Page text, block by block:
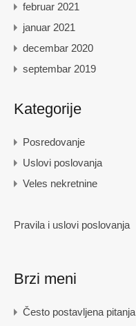
februar 2021
januar 2021
decembar 2020
septembar 2019
Kategorije
Posredovanje
Uslovi poslovanja
Veles nekretnine
Pravila i uslovi poslovanja
Brzi meni
Često postavljena pitanja